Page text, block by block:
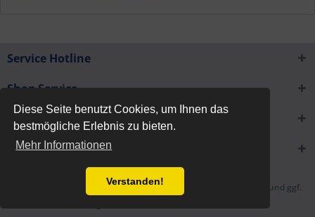
Diese Seite benutzt Cookies, um Ihnen das
bestmögliche Erlebnis zu bieten.
Mehr Informationen
Verstanden!
Service Hotline
Shop Service
Informationen
Newsletter
* Alle Preise inkl. gesetzl. Mehrwertsteuer zzgl.
und ggf.